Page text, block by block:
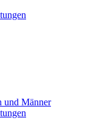
und Männer